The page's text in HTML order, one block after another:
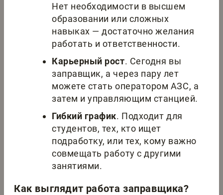
Нет необходимости в высшем
образовании или сложных
навыках — достаточно желания
работать и ответственности.
Карьерный рост. Сегодня вы
заправщик, а через пару лет
можете стать оператором АЗС, а
затем и управляющим станцией.
Гибкий график. Подходит для
студентов, тех, кто ищет
подработку, или тех, кому важно
совмещать работу с другими
занятиями.
Как выглядит работа заправщика?